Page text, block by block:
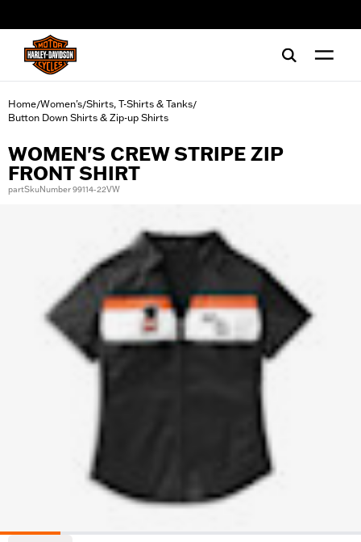
Home/Women's/Shirts, T-Shirts & Tanks/
Button Down Shirts & Zip-up Shirts
WOMEN'S CREW STRIPE ZIP
FRONT SHIRT
partSkuNumber 99114-22VW